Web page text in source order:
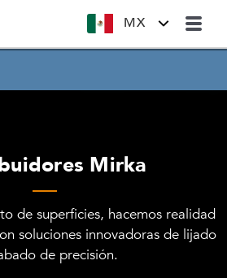
MX
Mirka
de superficies, hacemos realidad
soluciones innovadoras de lijado
de precisión.